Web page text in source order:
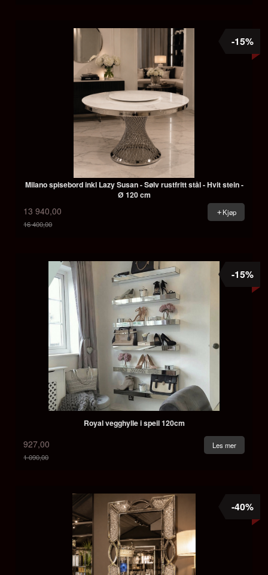
Milano spisebord inkl Lazy Susan - Sølv rustfritt stål - Hvit stein -
Ø 120 cm
13 940,00
16 400,00
-15%
Kjøp
Royal vegghylle i speil 120cm
927,00
1 090,00
-15%
Les mer
-40%